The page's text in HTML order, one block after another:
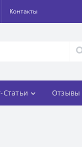
Контакты
Статьи Отзывы